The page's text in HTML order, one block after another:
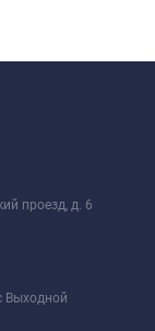
проезд, д. 6
Выходной